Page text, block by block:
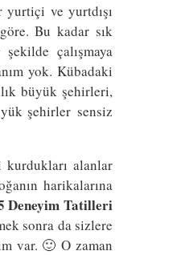
yurtiçi ve yurtdışı
Bu kadar sık
çalışmaya
yok. Kübadaki
büyük şehirleri,
şehirler sensiz
kurdukları alanlar
harikalarına
Deneyim Tatilleri
sonra da sizlere
var. 🙂 O zaman